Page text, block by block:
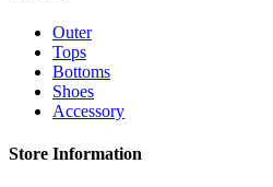
Outer
Tops
Bottoms
Shoes
Accessory
Store Information